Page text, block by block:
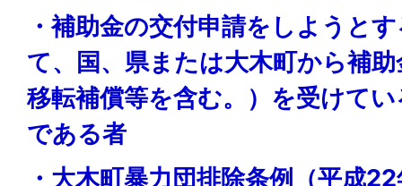
・補助金の交付申請をしようと
て、国、県または大木町から補
移転補償等を含む。）を受けて
である者
・大木町暴力団排除条例（平成